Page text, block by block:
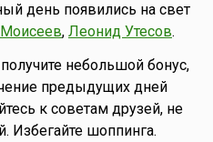
день появились на свет
, Леонид Утесов.
небольшой бонус,
предыдущих дней
к советам друзей, не
Избегайте шоппинга.